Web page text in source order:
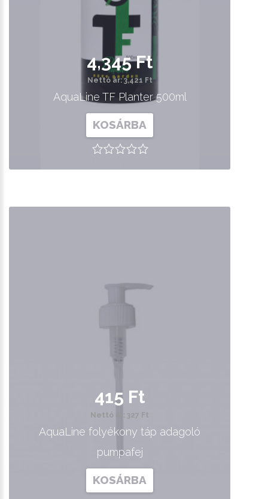
4,345 Ft
Nettó ár: 3,421 Ft
AquaLine TF Planter 500ml
KOSÁRBA
415 Ft
Nettó ár: 327 Ft
AquaLine folyékony táp adagoló
pumpafej
KOSÁRBA